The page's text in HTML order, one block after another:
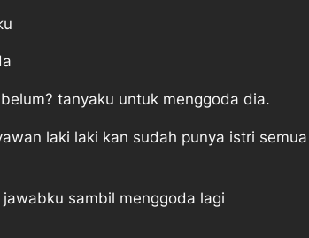
tanyaku untuk menggoda dia.
laki laki kan sudah punya istri
jawabku sambil menggoda lagi